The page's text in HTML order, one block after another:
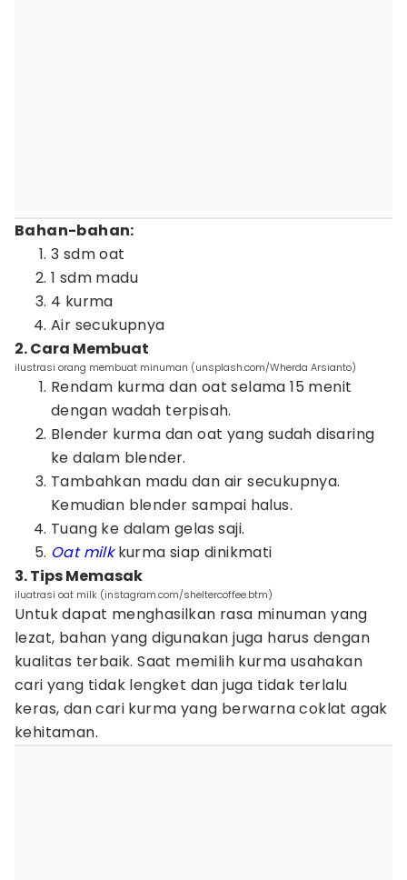
Bahan-bahan:
3 sdm oat
1 sdm madu
4 kurma
Air secukupnya
2. Cara Membuat
ilustrasi orang membuat minuman (unsplash.com/Wherda Arsianto)
Rendam kurma dan oat selama 15 menit
dengan wadah terpisah.
Blender kurma dan oat yang sudah disaring
ke dalam blender.
Tambahkan madu dan air secukupnya.
Kemudian blender sampai halus.
Tuang ke dalam gelas saji.
Oat milk kurma siap dinikmati
3. Tips Memasak
iluatrasi oat milk (instagram.com/sheltercoffee.btm)
Untuk dapat menghasilkan rasa minuman yang
lezat, bahan yang digunakan juga harus dengan
kualitas terbaik. Saat memilih kurma usahakan
cari yang tidak lengket dan juga tidak terlalu
keras, dan cari kurma yang berwarna coklat agak
kehitaman.